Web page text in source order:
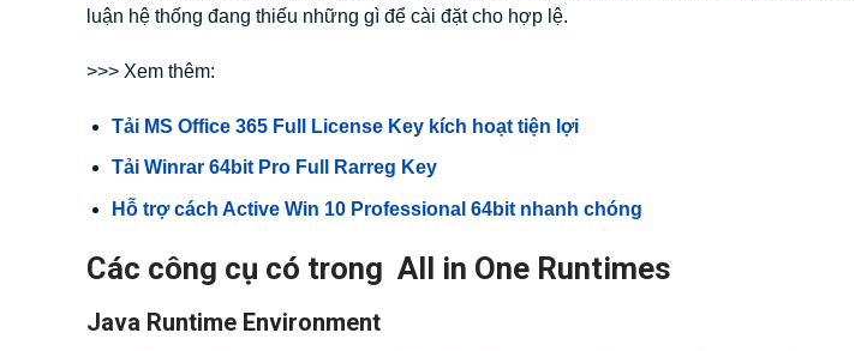
luận hệ thống đang thiếu những gì để cài đặt cho hợp lệ.
>>> Xem thêm:
Tải MS Office 365 Full License Key kích hoạt tiện lợi
Tải Winrar 64bit Pro Full Rarreg Key
Hỗ trợ cách Active Win 10 Professional 64bit nhanh chóng
Các công cụ có trong All in One Runtimes
Java Runtime Environment